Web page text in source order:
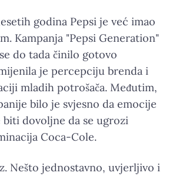
godina Pepsi je već imao
Kampanja "Pepsi Generation"
do tada činilo gotovo
je percepciju brenda i
mladih potrošača. Međutim,
bilo je svjesno da emocije
biti dovoljne da se ugrozi
Coca-Cole.
Nešto jednostavno, uvjerljivo i